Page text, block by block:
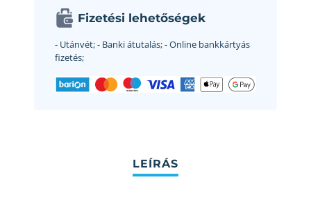
Fizetési lehetőségek
- Utánvét;- Banki átutalás;- Online bankkártyás
fizetés;